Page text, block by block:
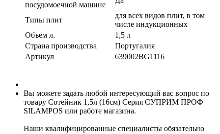
посудомоечной машине
Типы плит
для всех видов плит, в том
числе индукционных
Объем л.
1,5 л
Страна производства
Португалия
Артикул
639002BG1116
Вы можете задать любой интересующий вас вопрос по
товару Сотейник 1,5л (16см) Серия СУПРИМ ПРОФ
SILAMPOS или работе магазина.
Наши квалифицированные специалисты обязательно